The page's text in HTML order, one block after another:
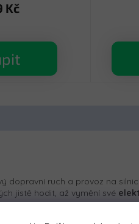
Kč
dopravní ruch a provoz na
jistě hodit, až vymění své